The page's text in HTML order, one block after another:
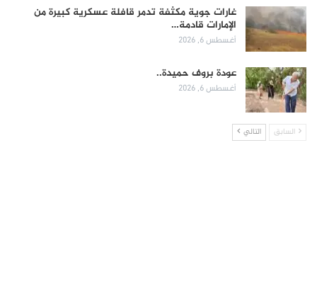
غارات جوية مكثفة تدمر قافلة عسكرية كبيرة من
الإمارات قادمة…
أغسطس 6, 2026
عودة بروف حميدة..
أغسطس 6, 2026
السابق التالي